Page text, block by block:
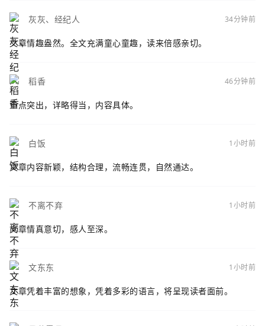
灰灰、经纪人 34分钟前
文章情趣盎然。全文充满童心童趣，读来倍感亲切。
稻香 46分钟前
重点突出，详略得当，内容具体。
白饭 1小时前
文章内容新颖，结构合理，流畅连贯，自然通达。
不离不弃 1小时前
文章情真意切，感人至深。
文东东 1小时前
文章凭着丰富的想象，凭着多彩的语言，将呈现读者面前。